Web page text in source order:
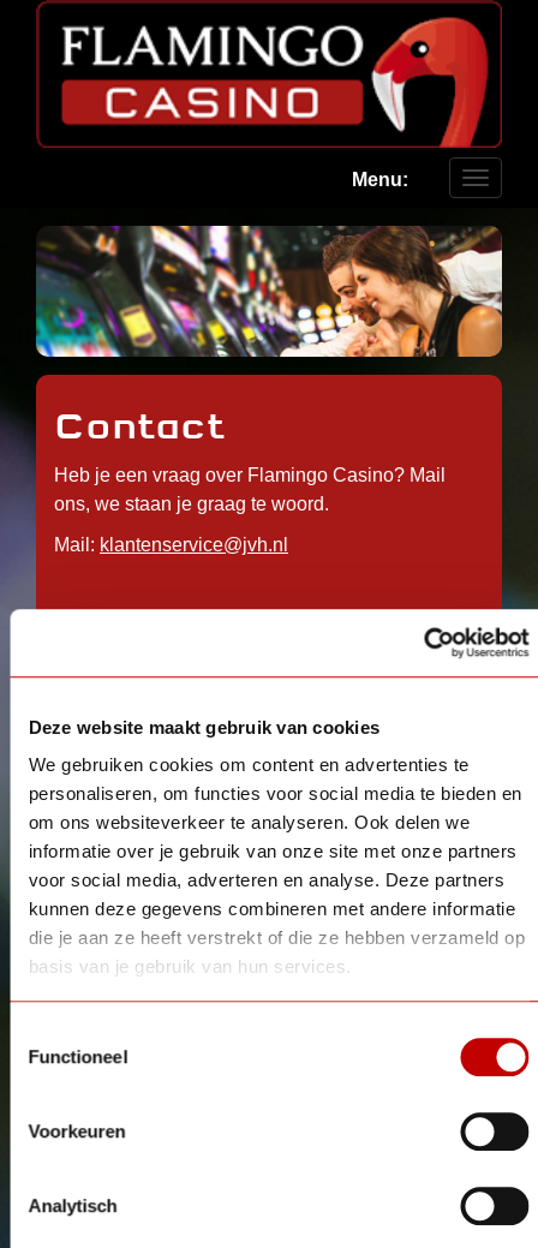
Deze website maakt gebruik van cookies
We gebruiken cookies om content en advertenties te
personaliseren, om functies voor social media te bieden en
om ons websiteverkeer te analyseren. Ook delen we
informatie over je gebruik van onze site met onze partners
voor social media, adverteren en analyse. Deze partners
kunnen deze gegevens combineren met andere informatie
die je aan ze heeft verstrekt of die ze hebben verzameld op
basis van je gebruik van hun services.
Functioneel
Voorkeuren
Analytisch
Menu:
Toggle
Contact
Heb je een vraag over Flamingo Casino? Mail
ons, we staan je graag te woord.
Mail: k lantenservice@jvh.nl
contactformulier. Wij streven ernaar jouw vraag
binnen drie werkdagen te beantwoorden. Deze
in te dienen.
Sollicitaties kunnen wij helaas niet via
onderstaand formulier in behandeling nemen. Kijk
voor alle vacatures op:
www.werkenbijjvh.nl